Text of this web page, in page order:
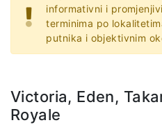
informativni i
terminima po
putnika i objektivnim
Victoria, Eden,
Royale